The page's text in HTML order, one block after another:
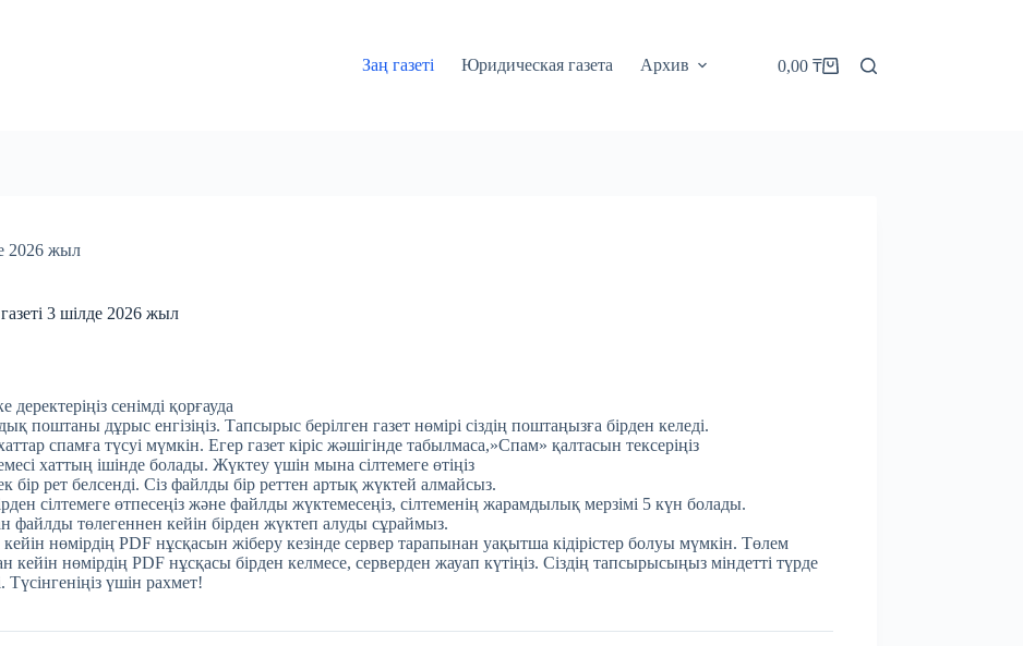
Заң газеті
Юридическая газета Архив Корзина
0,00 ₸
2026 жыл
3 шілде 2026 жыл
деректеріңіз сенімді қорғауда
поштаны дұрыс енгізіңіз. Тапсырыс берілген газет нөмірі сіздің поштаңызға бірден келеді.
спамға түсуі мүмкін. Егер газет кіріс жәшігінде табылмаса,»Спам» қалтасын тексеріңіз
хаттың ішінде болады. Жүктеу үшін мына сілтемеге өтіңіз
бір рет белсенді. Сіз файлды бір реттен артық жүктей алмайсыз.
сілтемеге өтпесеңіз және файлды жүктемесеңіз, сілтеменің жарамдылық мерзімі 5 күн болады.
файлды төлегеннен кейін бірден жүктеп алуды сұраймыз.
нөмірдің PDF нұсқасын жіберу кезінде сервер тарапынан уақытша кідірістер болуы мүмкін. Төлем
кейін нөмірдің PDF нұсқасы бірден келмесе, серверден жауап күтіңіз. Сіздің тапсырысыңыз міндетті түрде
Түсінгеніңіз үшін рахмет!